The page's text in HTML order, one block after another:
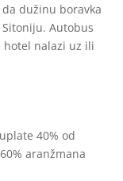
dužinu boravka
Autobus
hotel nalazi uz ili
40% od
aranžmana